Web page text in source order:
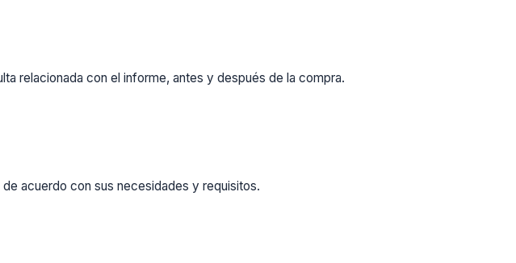
relacionada con el informe, antes y después de la compra.
acuerdo con sus necesidades y requisitos.